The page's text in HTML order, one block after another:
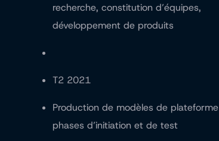
recherche, constitution d’équipes,
développement de produits
T2 2021
Production de modèles de plateforme
phases d’initiation et de test